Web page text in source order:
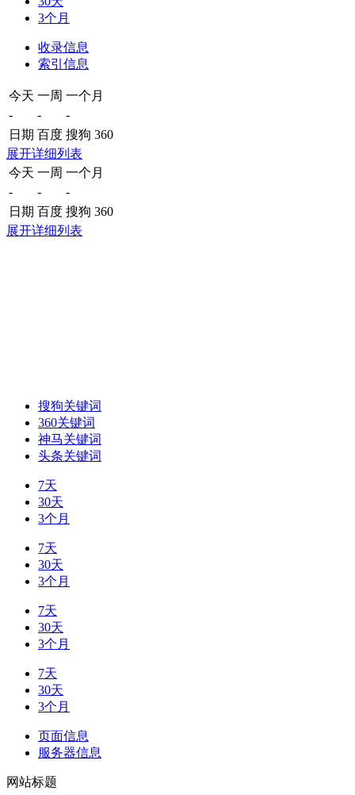
3个月
收录信息
索引信息
今天 一周 一个月
-
-
-
日期 百度 搜狗 360
展开详细列表
今天 一周 一个月
-
-
-
日期 百度 搜狗 360
展开详细列表
搜狗关键词
360关键词
神马关键词
头条关键词
7天
30天
3个月
7天
30天
3个月
7天
30天
3个月
7天
30天
3个月
页面信息
服务器信息
网站标题